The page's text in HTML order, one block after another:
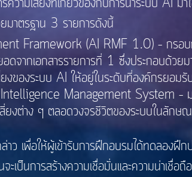
มาตรฐาน 3 รายการดังนี้
Framework (AI RMF 1.0) – กรอบก
จากเอกสารรายการที่ 1 ซึ่งประกอบด้วย
งของระบบ AI ให้อยู่ในระดับที่องค์กรยอมรั
Management System – มา
งต่าง ๆ ตลอดวงจรชีวิตของระบบในลักษ
ให้ผู้เข้ารับการฝึกอบรมได้ทดลองฝึกป
ป็นการสร้างความเชื่อมั่นและความน่าเชื่อ